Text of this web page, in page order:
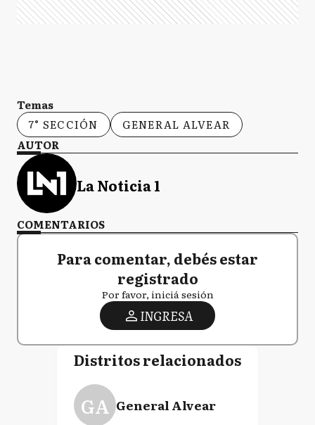
Temas
7° SECCIÓN
GENERAL ALVEAR
AUTOR
La Noticia 1
COMENTARIOS
Para comentar, debés estar
registrado
Por favor, iniciá sesión
INGRESA
Distritos relacionados
GA General Alvear